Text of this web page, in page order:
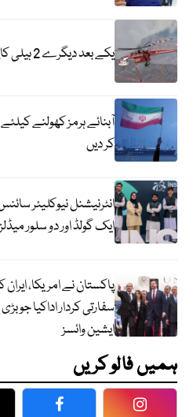
یکے بعد دیگرے 2 ہیلی کاپٹر گر کر تباہ؛ متعدد ہلاکتیں
کر دیں
ایک گولڈ اور دو سلور
پاکستان نے امریکا،
سفارتی کردار اداکیا جو
ایشین وائسز
ہمیں فالو کریں